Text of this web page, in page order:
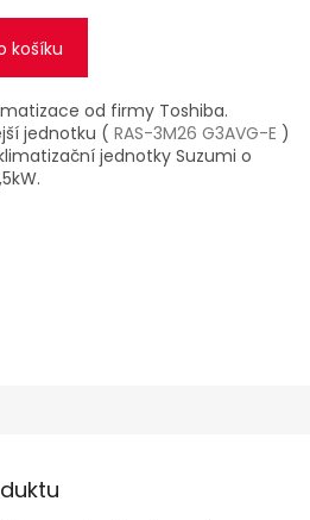
košíku
od firmy Toshiba.
jednotku ( RAS-3M26 G3AVG-E )
jednotky Suzumi o